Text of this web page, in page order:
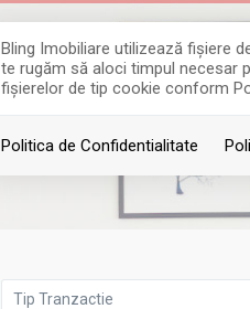
Bling Imobiliare utilizează fişiere
te rugăm să aloci timpul necesar
fişierelor de tip cookie conform
Politica de Confidentialitate
Tip Tranzactie